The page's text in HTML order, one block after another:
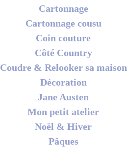
Cartonnage
Cartonnage cousu
Coin couture
Côté Country
Coudre & Relooker sa maison
Décoration
Jane Austen
Mon petit atelier
Noël & Hiver
Pâques